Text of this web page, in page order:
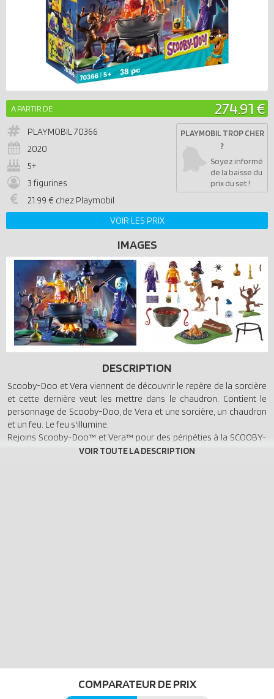
A PARTIR DE 274.91 €
PLAYMOBIL70366
2020
5+
3 figurines
21.99 € chez Playmobil
PLAYMOBIL TROP CHER
?
Soyez informé
de la baisse du
prix du set !
VOIR LES PRIX
IMAGES
DESCRIPTION
Scooby-Doo et Vera viennent de découvrir le repère de la sorcière
et cette dernière veut les mettre dans le chaudron. Contient le
personnage de Scooby-Doo, de Vera et une sorcière, un chaudron
et un feu. Le feu s'illumine.
Rejoins Scooby-Doo™ et Vera™ pour des péripéties à la SCOOBY-
DOO ! Histoires dans le chaudron de la sorcière. Scooby-Doo™ et
COMPARATEUR DE PRIX